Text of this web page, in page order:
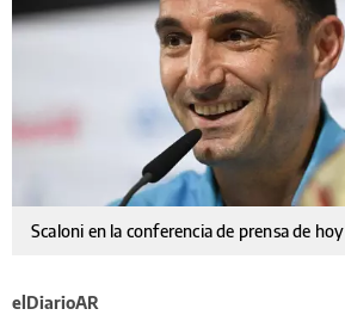
Scaloni en la conferencia de prensa de hoy
elDiarioAR